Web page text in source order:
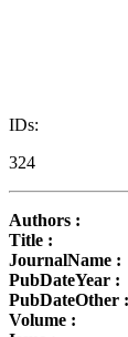
IDs:
324
Authors :
Title :
JournalName :
PubDateYear :
PubDateOther :
Volume :